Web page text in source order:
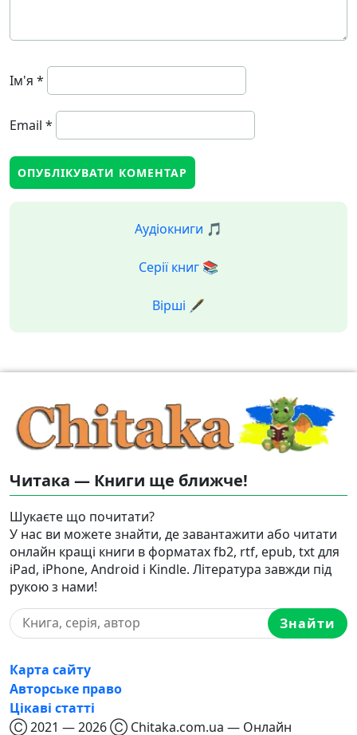
Ім'я *
Email *
Аудіокниги 🎵
Серії книг 📚
Вірші 🖋️
Читака — Книги ще ближче!
Шукаєте що почитати?
У нас ви можете знайти, де завантажити або читати
онлайн кращі книги в форматах fb2, rtf, epub, txt для
iPad, iPhone, Android і Kindle. Література завжди під
рукою з нами!
Знайти
Карта сайту
Авторське право
Цікаві статті
Ⓒ 2021 — 2026 Ⓒ Chitaka.com.ua — Онлайн